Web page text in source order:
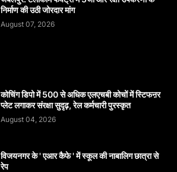
निर्माण की उठी जोरदार मांग
August 07, 2026
कोचिंग डिपो में 500 से अधिक एलएचबी कोचों में स्टिफऩर
प्लेट लगाकर संरक्षा सुदृढ़, रेल कर्मचारी पुरस्कृत
August 04, 2026
विजयनगर के ' एआर कैफे ' में स्कूल की नाबालिग छात्रा से
रेप